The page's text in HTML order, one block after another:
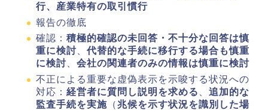
行、産業特有の取引慣行
報告の徹底
確認： 積極的確認の未回答・不十分な回答は慎
重に検討、 代替的な手続に移行する場合も慎重
に検討、 会社の関連者のみの情報は慎重に検討
不正による重要な虚偽表示を示唆する状況への
対応： 経営者に質問し説明を求める
追加的な
監査手続を実施 （兆候を示す状況を識別した場